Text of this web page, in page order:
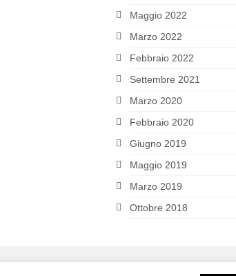
Maggio 2022
Marzo 2022
Febbraio 2022
Settembre 2021
Marzo 2020
Febbraio 2020
Giugno 2019
Maggio 2019
Marzo 2019
Ottobre 2018